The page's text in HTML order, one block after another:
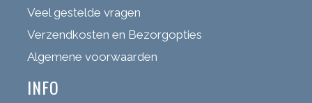
Veel gestelde vragen
Verzendkosten en Bezorgopties
Algemene voorwaarden
INFO